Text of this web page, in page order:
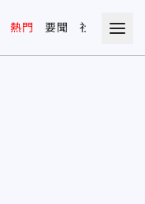
熱門 要聞 社會 娛樂